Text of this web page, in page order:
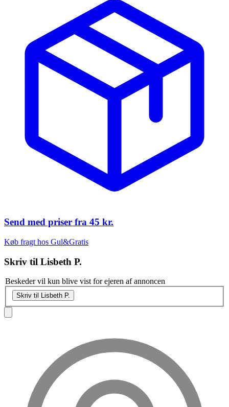
Send med priser fra 45 kr.
Køb fragt hos Gul&Gratis
Skriv til Lisbeth P.
Beskeder vil kun blive vist for ejeren af annoncen
Skriv til Lisbeth P.